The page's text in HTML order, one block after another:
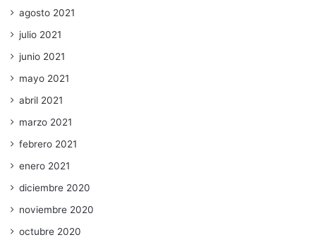
agosto 2021
julio 2021
junio 2021
mayo 2021
abril 2021
marzo 2021
febrero 2021
enero 2021
diciembre 2020
noviembre 2020
octubre 2020